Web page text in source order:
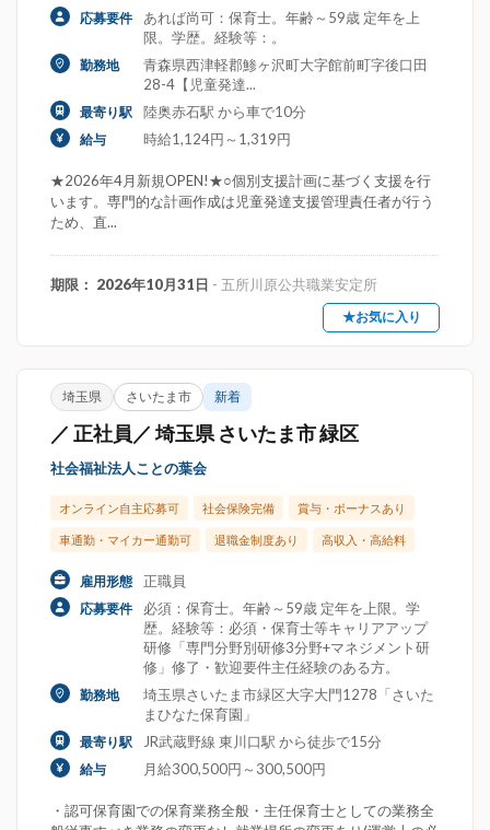
応募要件
あれば尚可：保育士。年齢～59歳 定年を上
限。学歴。経験等：。
勤務地
青森県西津軽郡鯵ヶ沢町大字館前町字後口田
28-4【児童発達...
最寄り駅 陸奥赤石駅 から車で10分
給与 時給1,124円～1,319円
★2026年4月新規OPEN!★○個別支援計画に基づく支援を行
います。専門的な計画作成は児童発達支援管理責任者が行う
ため、直...
期限： 2026年10月31日 - 五所川原公共職業安定所
★お気に入り
埼玉県 さいたま市 新着
／ 正社員／ 埼玉県 さいたま市 緑区
社会福祉法人ことの葉会
オンライン自主応募可 社会保険完備 賞与・ボーナスあり
車通勤・マイカー通勤可 退職金制度あり 高収入・高給料
雇用形態 正職員
応募要件
必須：保育士。年齢～59歳 定年を上限。学
歴。経験等：必須・保育士等キャリアアップ
研修「専門分野別研修3分野+マネジメント研
修」修了・歓迎要件主任経験のある方。
勤務地
埼玉県さいたま市緑区大字大門1278「さいた
まひなた保育園」
最寄り駅 JR武蔵野線 東川口駅 から徒歩で15分
給与 月給300,500円～300,500円
・認可保育園での保育業務全般・主任保育士としての業務全